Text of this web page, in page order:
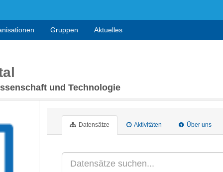
Gruppen Aktuelles
und Technologie
Datensätze Aktivitäten Über uns